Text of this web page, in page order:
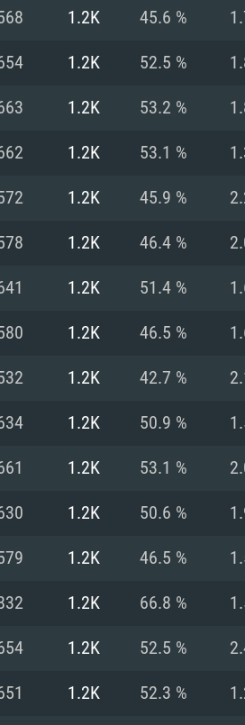
구사항
장 사양
영체제: Windows 10/
로세서: Intel Core i5
모리: 16 GB 이상
래픽 카드: DirectX
장 사양
영체제: Mac OS Big
로세서: Core i7 (Intel
트워크: 브로드밴드 인
유 저장 공간: 62.2
장 사양
영체제: Ubuntu 20.04
로세서: Intel Core i7
모리: 16 GB
래픽 카드: Vulkan 을
동급의 성능을 가지
원하는 AMD RX 570
1.2K 45.6 %
1.2K 52.5 %
1.2K 53.2 %
1.2K 53.1 %
1.2K 45.9 %
1.2K 46.4 %
1.2K 51.4 %
1.2K 46.5 %
1.2K 42.7 %
1.2K 50.9 %
1.2K 53.1 %
1.2K 50.6 %
1.2K 46.5 %
1.2K 66.8 %
1.2K 52.5 %
1.2K 52.3 %